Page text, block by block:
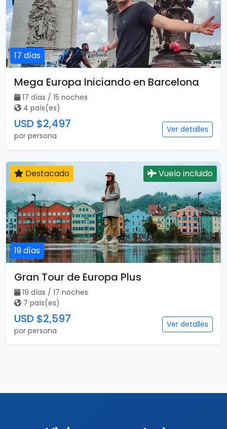
17 días
Mega Europa Iniciando en Barcelona
17 días / 15 noches
4 país(es)
USD $2,497
por persona
Ver detalles
19 días
Destacado Vuelo incluido
Gran Tour de Europa Plus
19 días / 17 noches
7 país(es)
USD $2,597
por persona
Ver detalles